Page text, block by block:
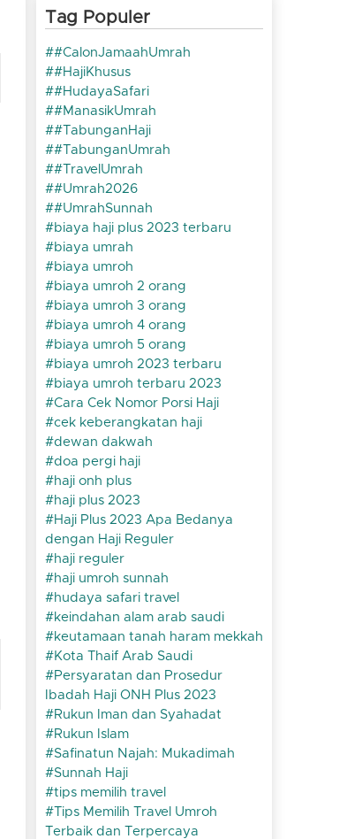
Tag Populer
#CalonJamaahUmrah
#HajiKhusus
#HudayaSafari
#ManasikUmrah
#TabunganHaji
#TabunganUmrah
#TravelUmrah
#Umrah2026
#UmrahSunnah
biaya haji plus 2023 terbaru
biaya umrah
biaya umroh
biaya umroh 2 orang
biaya umroh 3 orang
biaya umroh 4 orang
biaya umroh 5 orang
biaya umroh 2023 terbaru
biaya umroh terbaru 2023
Cara Cek Nomor Porsi Haji
cek keberangkatan haji
dewan dakwah
doa pergi haji
haji onh plus
haji plus 2023
Haji Plus 2023 Apa Bedanya
dengan Haji Reguler
haji reguler
haji umroh sunnah
hudaya safari travel
keindahan alam arab saudi
keutamaan tanah haram mekkah
Kota Thaif Arab Saudi
Persyaratan dan Prosedur
Ibadah Haji ONH Plus 2023
Rukun Iman dan Syahadat
Rukun Islam
Safinatun Najah: Mukadimah
Sunnah Haji
tips memilih travel
Tips Memilih Travel Umroh
Terbaik dan Terpercaya